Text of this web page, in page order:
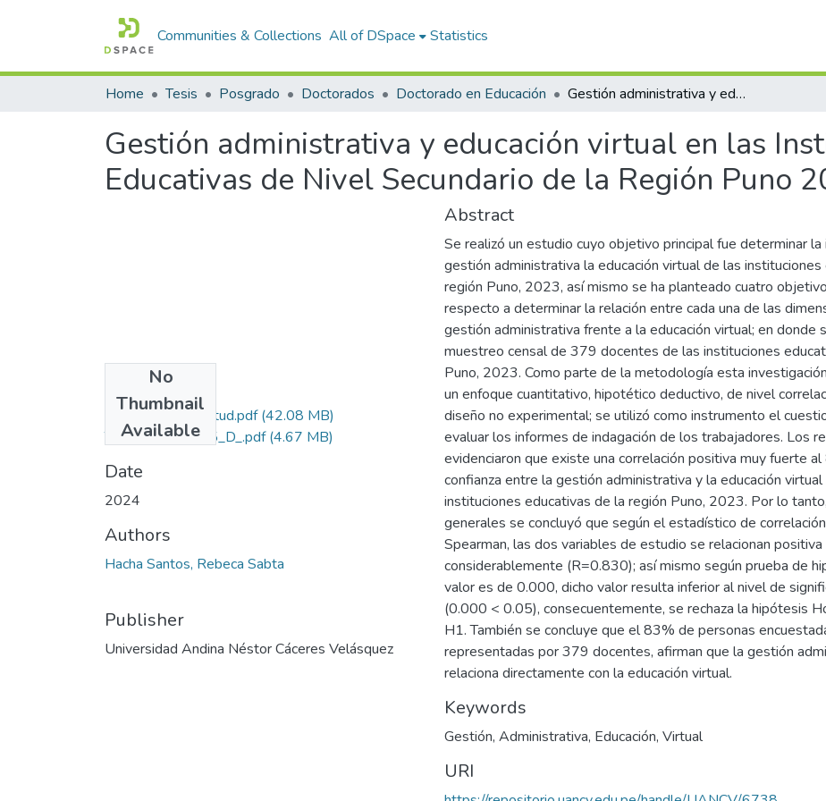
Communities & Collections All of DSpace Statistics
Home Tesis Posgrado Doctorados Doctorado en Educación Gestión administrativa y educación virtual en las Instituciones Educativas de Nivel Secundario de la Región Puno 2023
Gestión administrativa y educación virtual en las
Educativas de Nivel Secundario de la Región Puno
No
Thumbnail
Available
Grado de Similitud.pdf(42.08 MB)
T036_42946415_D_.pdf(4.67 MB)
Date
2024
Authors
Hacha Santos, Rebeca Sabta
Publisher
Universidad Andina Néstor Cáceres Velásquez
Abstract
Se realizó un estudio cuyo objetivo principal fue determinar la
gestión administrativa la educación virtual de las
región Puno, 2023, así mismo se ha planteado cuatro
respecto a determinar la relación entre cada una de las
gestión administrativa frente a la educación virtual; en donde
muestreo censal de 379 docentes de las instituciones
Puno, 2023. Como parte de la metodología esta
un enfoque cuantitativo, hipotético deductivo, de nivel
diseño no experimental; se utilizó como instrumento el
evaluar los informes de indagación de los trabajadores. Los
evidenciaron que existe una correlación positiva muy fuerte
confianza entre la gestión administrativa y la educación
instituciones educativas de la región Puno, 2023. Por lo
generales se concluyó que según el estadístico de
Spearman, las dos variables de estudio se relacionan
considerablemente (R=0.830); así mismo según prueba de
valor es de 0.000, dicho valor resulta inferior al nivel de
(0.000 < 0.05), consecuentemente, se rechaza la hipótesis
H1. También se concluye que el 83% de personas
representadas por 379 docentes, afirman que la gestión
relaciona directamente con la educación virtual.
Keywords
Gestión, Administrativa, Educación, Virtual
URI